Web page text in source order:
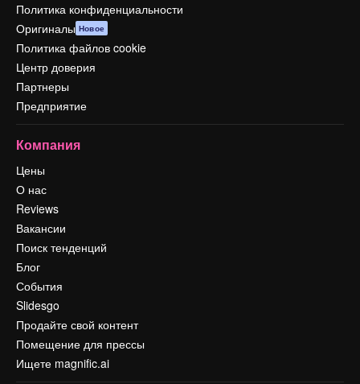
Политика конфиденциальности
Оригиналы Новое
Политика файлов cookie
Центр доверия
Партнеры
Предприятие
Компания
Цены
О нас
Reviews
Вакансии
Поиск тенденций
Блог
События
Slidesgo
Продайте свой контент
Помещение для прессы
Ищете magnific.ai